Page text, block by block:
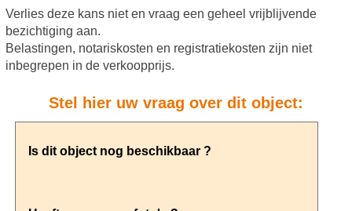
Verlies deze kans niet en vraag een geheel vrijblijvende
bezichtiging aan.
Belastingen, notariskosten en registratiekosten zijn niet
inbegrepen in de verkoopprijs.
Stel hier uw vraag over dit object: